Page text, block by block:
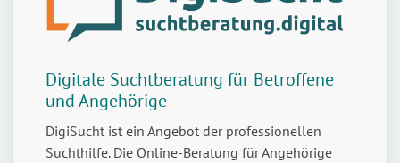
Digitale Suchtberatung für Betroffene
und Angehörige
DigiSucht ist ein Angebot der professionellen
Suchthilfe. Die Online-Beratung für Angehörige